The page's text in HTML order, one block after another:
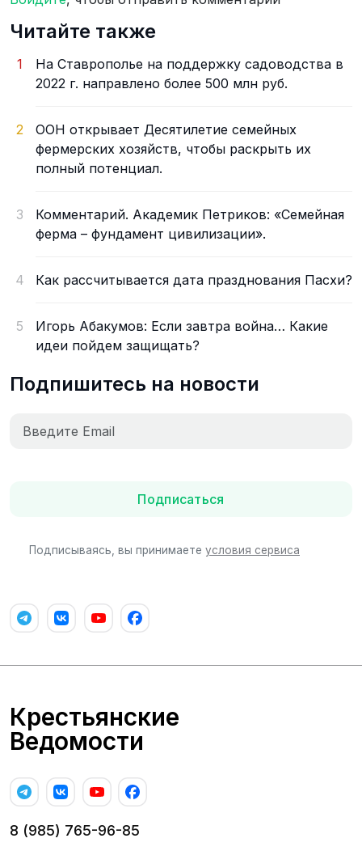
Читайте также
1
На Ставрополье на поддержку садоводства в
2022 г. направлено более 500 млн руб.
2
ООН открывает Десятилетие семейных
фермерских хозяйств, чтобы раскрыть их
полный потенциал.
3
Комментарий. Академик Петриков: «Семейная
ферма – фундамент цивилизации».
4 Как рассчитывается дата празднования Пасхи?
5
Игорь Абакумов: Если завтра война… Какие
идеи пойдем защищать?
Подпишитесь на новости
Подписаться
Подписываясь, вы принимаете условия сервиса
Крестьянские
Ведомости
8 (985) 765-96-85